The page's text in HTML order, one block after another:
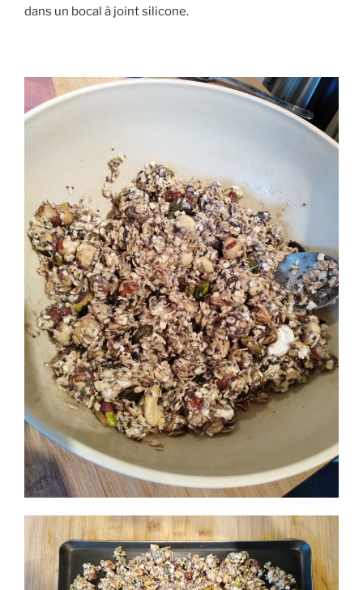
dans un bocal à joint silicone.